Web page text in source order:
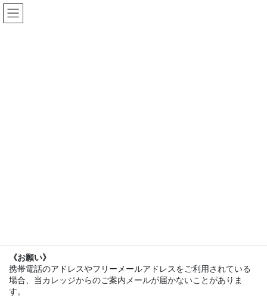
コ
ン
ナ
ビ
《お願い》
携帯電話のアドレスやフリーメールアドレスをご利用されている
場合、当カレッジからのご案内メールが届かないことがありま
す。